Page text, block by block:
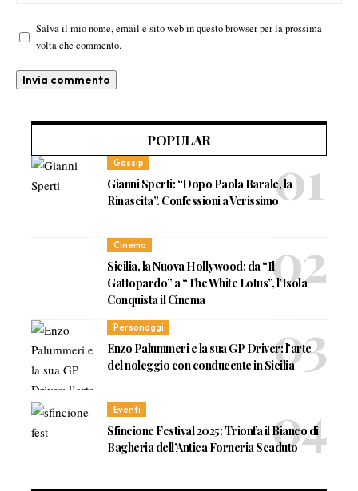
Salva il mio nome, email e sito web in questo browser per la prossima
volta che commento.
POPULAR
Gossip
Gianni Sperti: “Dopo Paola Barale, la
Rinascita”. Confessioni a Verissimo
Cinema
Sicilia, la Nuova Hollywood: da “Il
Gattopardo” a “The White Lotus”, l’Isola
Conquista il Cinema
Personaggi
Enzo Palummeri e la sua GP Driver: l’arte
del noleggio con conducente in Sicilia
Eventi
Sfincione Festival 2025: Trionfa il Bianco di
Bagheria dell’Antica Forneria Scaduto